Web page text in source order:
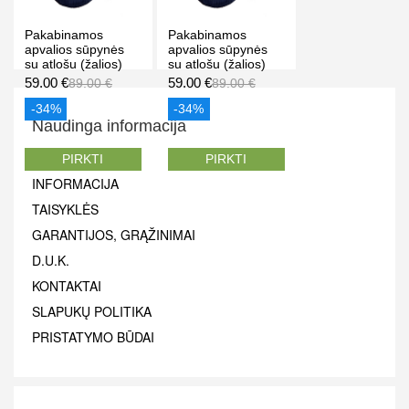
Pakabinamos
apvalios sūpynės
su atlošu (žalios)
59.00 €89.00 €
-34%
PIRKTI
Pakabinamos
apvalios sūpynės
su atlošu (žalios)
59.00 €89.00 €
-34%
PIRKTI
Naudinga informacija
TEST_SSTI
INFORMACIJA
TAISYKLĖS
GARANTIJOS, GRĄŽINIMAI
D.U.K.
KONTAKTAI
SLAPUKŲ POLITIKA
PRISTATYMO BŪDAI